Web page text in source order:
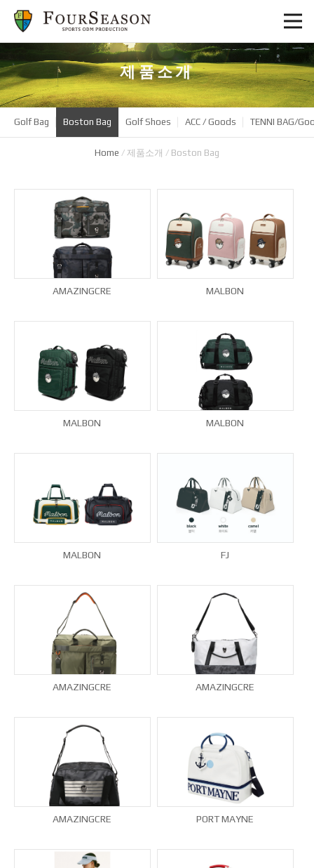
제품소개
Golf Bag Boston Bag Golf Shoes ACC / Goods TENNI BAG/
Home / 제품소개 / Boston Bag
AMAZINGCRE MALBON
MALBON MALBON
MALBON FJ
AMAZINGCRE AMAZINGCRE
AMAZINGCRE PORT MAYNE